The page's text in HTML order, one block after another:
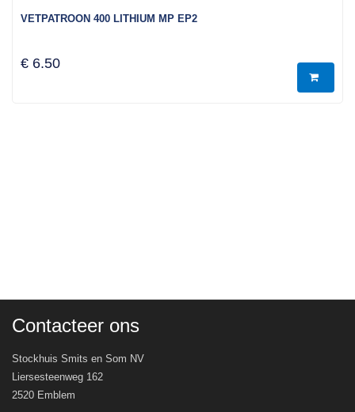
VETPATROON 400 LITHIUM MP EP2
€ 6.50
Contacteer ons
Stockhuis Smits en Som NV
Liersesteenweg 162
2520 Emblem